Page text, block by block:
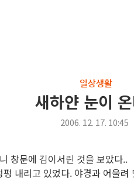
일상생활
새하얀 눈이
2006. 12. 17. 10:45
창문에 김이서린 것을 보았다..
내리고 있었다. 야경과 어울